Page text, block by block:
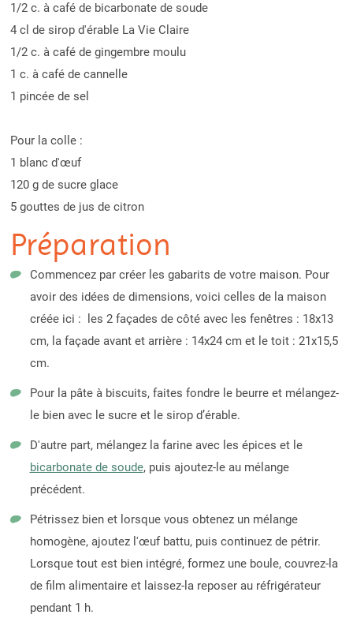
1/2 c. à café de bicarbonate de soude
4 cl de sirop d'érable La Vie Claire
1/2 c. à café de gingembre moulu
1 c. à café de cannelle
1 pincée de sel
Pour la colle :
1 blanc d'œuf
120 g de sucre glace
5 gouttes de jus de citron
Préparation
Commencez par créer les gabarits de votre maison. Pour
avoir des idées de dimensions, voici celles de la maison
créée ici : les 2 façades de côté avec les fenêtres : 18x13
cm, la façade avant et arrière : 14x24 cm et le toit : 21x15,5
cm.
Pour la pâte à biscuits, faites fondre le beurre et mélangez-
le bien avec le sucre et le sirop d’érable.
D'autre part, mélangez la farine avec les épices et le
bicarbonate de soude, puis ajoutez-le au mélange
précédent.
Pétrissez bien et lorsque vous obtenez un mélange
homogène, ajoutez l'œuf battu, puis continuez de pétrir.
Lorsque tout est bien intégré, formez une boule, couvrez-la
de film alimentaire et laissez-la reposer au réfrigérateur
pendant 1 h.